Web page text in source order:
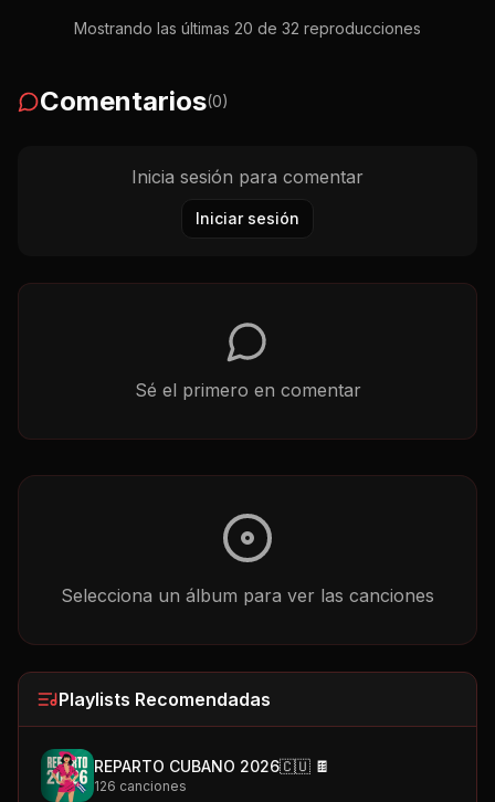
Mostrando las últimas 20 de 32 reproducciones
Comentarios(0)
Inicia sesión para comentar
Iniciar sesión
Sé el primero en comentar
Selecciona un álbum para ver las canciones
Playlists Recomendadas
REPARTO CUBANO 2026🇨🇺 🍫
126 canciones